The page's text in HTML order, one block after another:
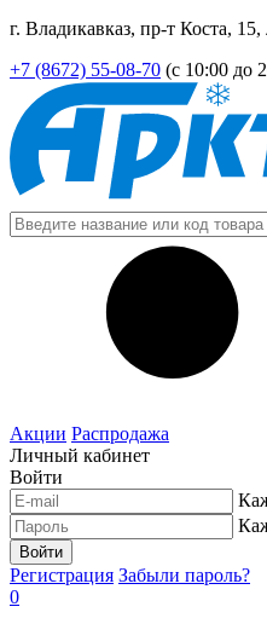
г. Владикавказ, пр-т Коста,
+7 (8672) 55-08-70 (с 10:00 до
Акции Распродажа
Личный кабинет
Войти
Войти
Регистрация Забыли пароль?
0